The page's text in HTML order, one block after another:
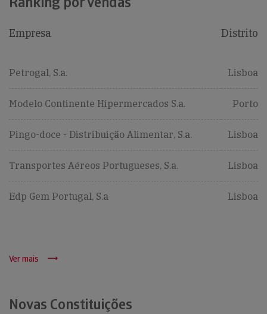
Empresa Distrito
Petrogal, S.a. Lisboa
Modelo Continente Hipermercados S.a. Porto
Pingo-doce - Distribuição Alimentar, S.a. Lisboa
Transportes Aéreos Portugueses, S.a. Lisboa
Edp Gem Portugal, S.a Lisboa
Ver mais
Novas Constituições